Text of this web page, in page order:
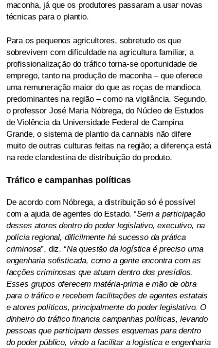
maconha, já que os produtores passaram a usar novas
técnicas para o plantio.
Para os pequenos agricultores, sobretudo os que
sobrevivem com dificuldade na agricultura familiar, a
profissionalização do tráfico torna-se oportunidade de
emprego, tanto na produção de maconha – que oferece
uma remuneração maior do que as roças de mandioca
predominantes na região – como na vigilância. Segundo,
o professor José Maria Nóbrega, do Núcleo de Estudos
de Violência da Universidade Federal de Campina
Grande, o sistema de plantio da cannabis não difere
muito de outras culturas feitas na região; a diferença está
na rede clandestina de distribuição do produto.
Tráfico e campanhas políticas
De acordo com Nóbrega, a distribuição só é possível
com a ajuda de agentes do Estado. “Sem a participação
desses atores dentro do poder legislativo, executivo, na
polícia regional, dificilmente há sucesso da prática
criminosa”, diz. “Na questão da logística é preciso uma
engenharia sofisticada, como a gente encontra com as
facções criminosas que atuam dentro dos presídios.
Esses grupos oferecem matéria-prima e mão de obra
para o tráfico e recebem facilitações de agentes estatais
e atores políticos, principalmente do poder legislativo. O
dinheiro do tráfico financia campanhas políticas, levando
pessoas que participam desses esquemas para dentro
do poder público, vindo a facilitar a logística e engenharia